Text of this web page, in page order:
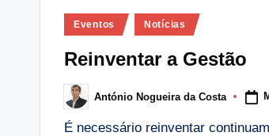
Posted
Eventos Notícias
Reinventar a Gestão
Posted
by
António Nogueira da Costa
É necessário reinventar